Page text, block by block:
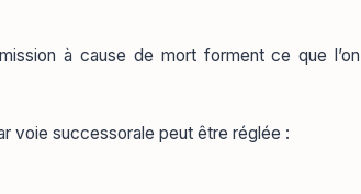
à cause de mort forment ce que l’on
voie successorale peut être réglée :